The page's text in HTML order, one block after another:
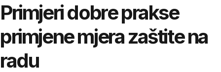
Primjeri dobre prakse
primjene mjera zaštite na
radu